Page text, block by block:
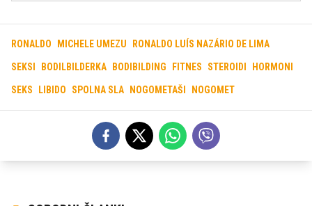
RONALDO MICHELE UMEZU RONALDO LUÍS NAZÁRIO DE LIMA
SEKSI BODILBILDERKA BODIBILDING FITNES STEROIDI HORMONI
SEKS LIBIDO SPOLNA SLA NOGOMETAŠI NOGOMET